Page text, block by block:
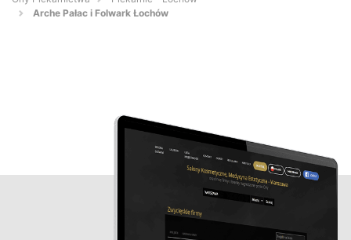
Arche Pałac i Folwark Łochów